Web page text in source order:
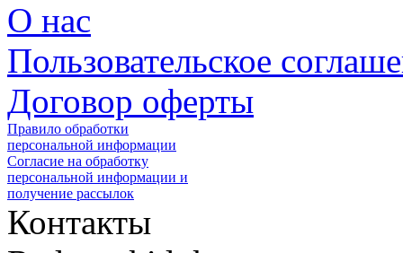
О нас
Пользовательское
Договор оферты
Правило обработки
персональной информации
Согласие на обработку
персональной информации и
получение рассылок
Контакты